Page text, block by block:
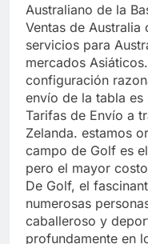
Australiano de la
Ventas de
servicios para
mercados
configuración
envío de la tabla
Tarifas de Envío a
Zelanda. estamos
campo de Golf es
pero el mayor
De Golf, el
numerosas
caballeroso y
profundamente en